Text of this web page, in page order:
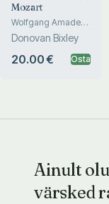
Mozart
Wolfgang Amadeus
Mozarti Imeline
Maailm
Donovan Bixley
20.00 € Osta
Ainult
värsked